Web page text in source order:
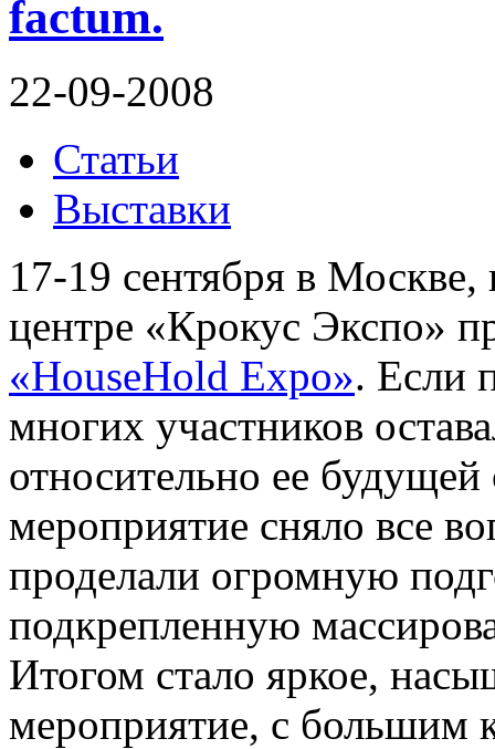
factum.
22-09-2008
Статьи
Выставки
17-19 сентября в
центре «Крокус Экспо»
«HouseHold Expo». Если
многих участников
относительно ее
мероприятие сняло все
проделали огромную
подкрепленную
Итогом стало яркое,
мероприятие, с большим